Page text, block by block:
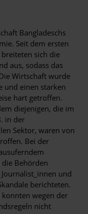
Bangladeschs
Seit dem ersten
sich die
aus, sodass das
Wirtschaft wurde
und einen starken
hart getroffen.
diejenigen, die im
in der
Sektor, waren von
Bei der
Behörden
und
berichteten.
wegen der
nicht